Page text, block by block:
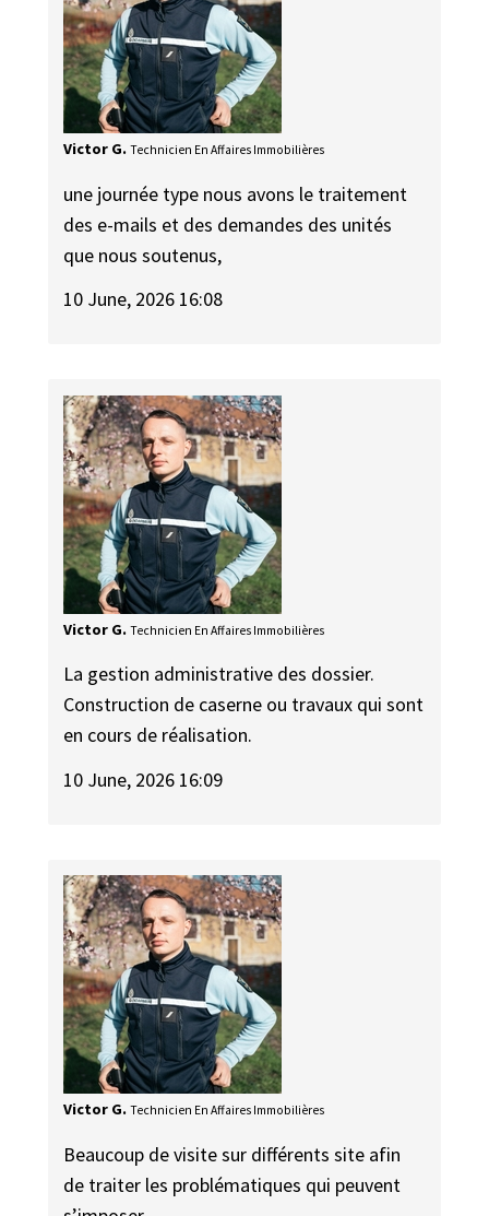
Victor G. Technicien En Affaires Immobilières
une journée type nous avons le traitement
des e-mails et des demandes des unités
que nous soutenus,
10 June, 2026 16:08
Victor G. Technicien En Affaires Immobilières
La gestion administrative des dossier.
Construction de caserne ou travaux qui sont
en cours de réalisation.
10 June, 2026 16:09
Victor G. Technicien En Affaires Immobilières
Beaucoup de visite sur différents site afin
de traiter les problématiques qui peuvent